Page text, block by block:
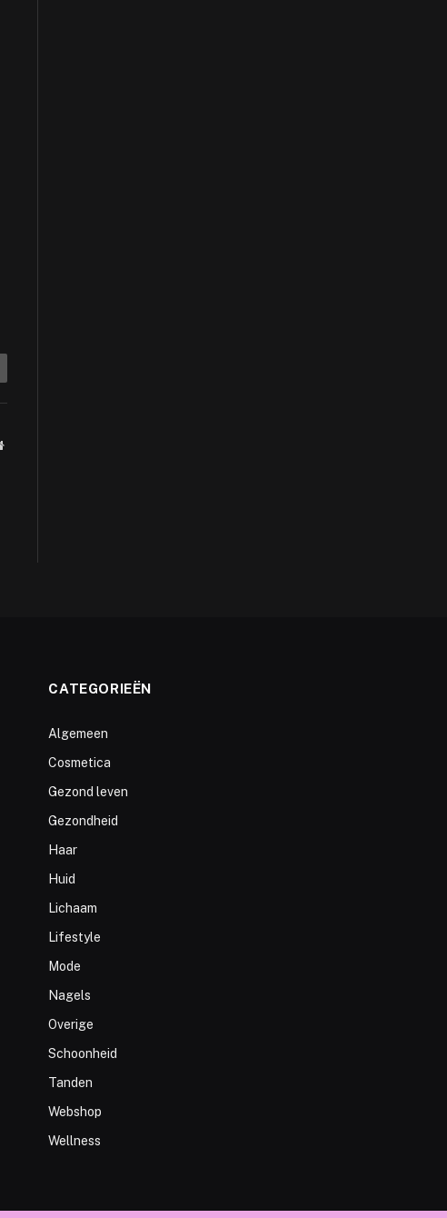
Website
CATEGORIEËN
Algemeen
Cosmetica
Gezond leven
Gezondheid
Haar
Huid
Lichaam
Lifestyle
Mode
Nagels
Overige
Schoonheid
Tanden
Webshop
Wellness